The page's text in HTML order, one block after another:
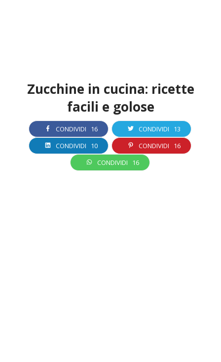
Zucchine in cucina: ricette
facili e golose
CONDIVIDI 16 CONDIVIDI 13
CONDIVIDI 10 CONDIVIDI 16
CONDIVIDI 16